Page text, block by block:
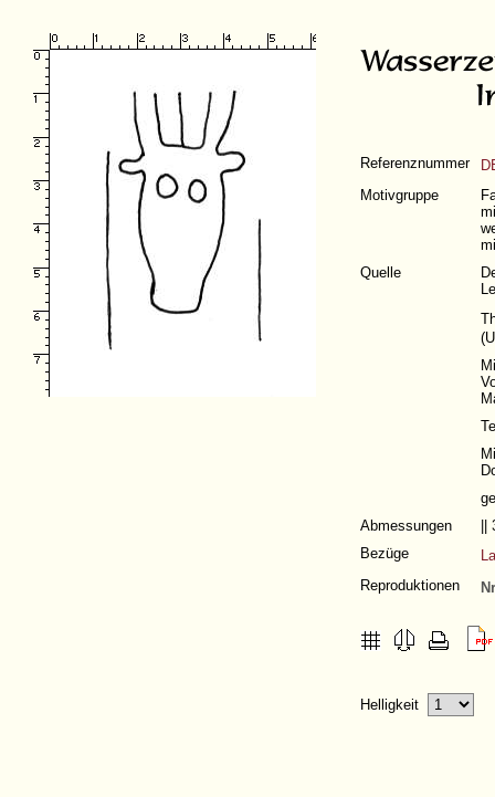
Referenznummer
Motivgruppe
Quelle
(
Abmessungen
Bezüge
Reproduktionen
Helligkeit